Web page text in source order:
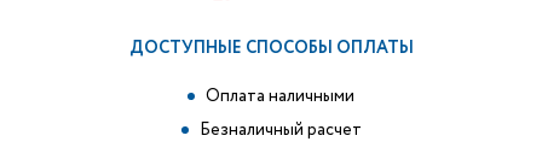
ДОСТУПНЫЕ СПОСОБЫ ОПЛАТЫ
Оплата наличными
Безналичный расчет